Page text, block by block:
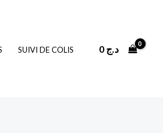
SUIVI DE COLIS 0 د.ج